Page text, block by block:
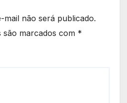
mail não será publicado.
são marcados com *